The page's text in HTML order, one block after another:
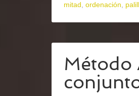
mitad ordenación
Método